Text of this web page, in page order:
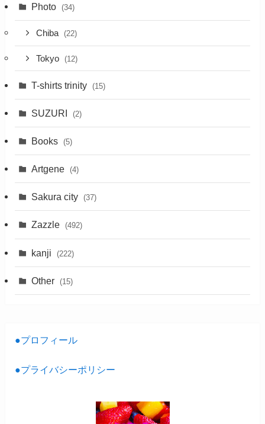
Photo (34)
Chiba (22)
Tokyo (12)
T-shirts trinity (15)
SUZURI (2)
Books (5)
Artgene (4)
Sakura city (37)
Zazzle (492)
kanji (222)
Other (15)
●プロフィール
●プライバシーポリシー